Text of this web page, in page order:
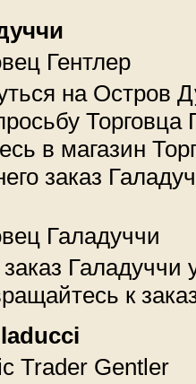
Гентлер
на Остров
Торговца
в магазин
заказ
Галадуччи
Галадуччи
к
Trader Gentler